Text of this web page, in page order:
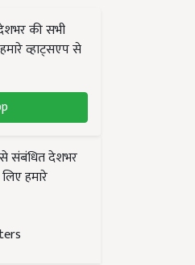
की सभी
व्हाट्सएप से
संबंधित देशभर
हमारे